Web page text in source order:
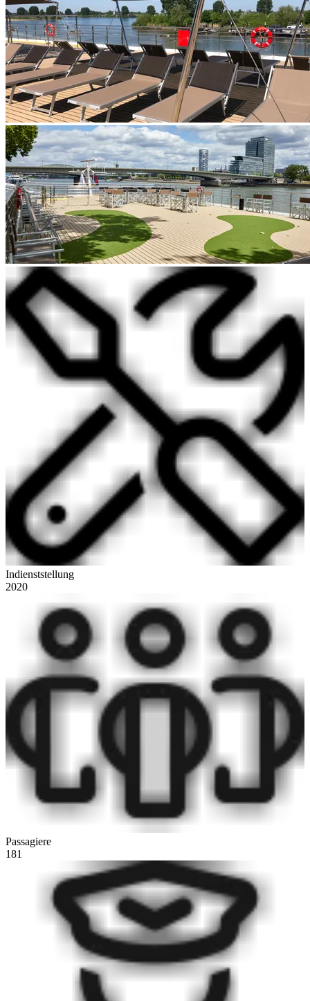
Indienststellung
2020
Passagiere
181